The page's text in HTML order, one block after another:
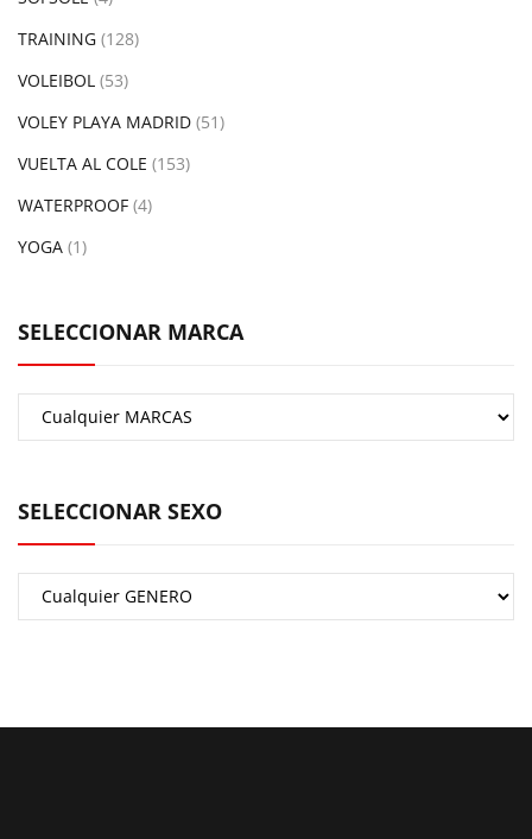
TRAINING (128)
VOLEIBOL (53)
VOLEY PLAYA MADRID (51)
VUELTA AL COLE (153)
WATERPROOF (4)
YOGA (1)
SELECCIONAR MARCA
SELECCIONAR SEXO